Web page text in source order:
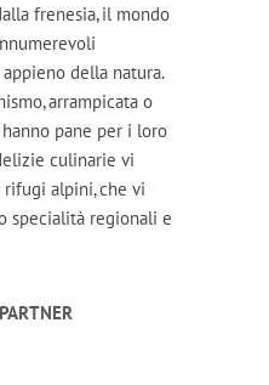
frenesia, il mondo
della natura.
arrampicata o
pane per i loro
culinarie vi
alpini, che vi
specialità regionali e